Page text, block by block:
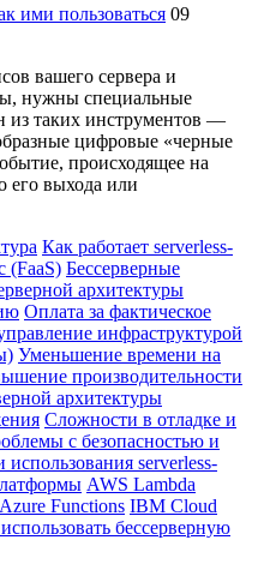
ими пользоваться 09
вашего сервера и
нужны специальные
из таких инструментов —
цифровые «черные
происходящее на
его выхода или
Как работает serverless-
(FaaS) Бессерверные
архитектуры
Оплата за фактическое
инфраструктурой
Уменьшение времени на
производительности
архитектуры
Сложности в отладке и
с безопасностью и
serverless-
AWS Lambda
Functions IBM Cloud
бессерверную